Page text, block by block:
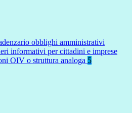
obblighi amministrativi
informativi per cittadini e imprese
OIV o struttura analoga 5